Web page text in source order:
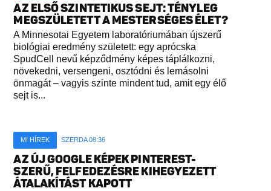
AZ ELSŐ SZINTETIKUS SEJT: TÉNYLEG
MEGSZÜLETETT A MESTERSÉGES ÉLET?
A Minnesotai Egyetem laboratóriumában újszerű
biológiai eredmény született: egy aprócska
SpudCell nevű képződmény képes táplálkozni,
növekedni, versengeni, osztódni és lemásolni
önmagát – vagyis szinte mindent tud, amit egy élő
sejt is...
MI HÍREK SZERDA 08:36
AZ ÚJ GOOGLE KÉPEK PINTEREST-
SZERŰ, FELFEDEZÉSRE KIHEGYEZETT
ÁTALAKÍTÁST KAPOTT